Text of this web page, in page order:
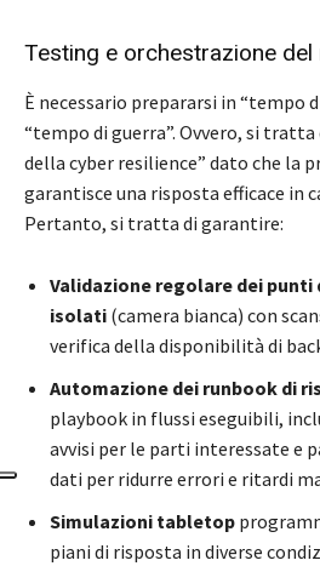
Testing e orchestrazione
È necessario prepararsi in “tempo
“tempo di guerra”. Ovvero, si
della cyber resilience” dato che la
garantisce una risposta efficace in
Pertanto, si tratta di garantire:
Validazione regolare dei
isolati (camera bianca) con
verifica della disponibilità di
Automazione dei runbook di
playbook in flussi eseguibili,
avvisi per le parti interessate e
dati per ridurre errori e ritardi
Simulazioni tabletop
piani di risposta in diverse